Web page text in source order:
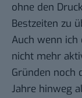
ohne den
Bestzeiten zu
Auch wenn ich
nicht mehr
Gründen noch
Jahre hinweg